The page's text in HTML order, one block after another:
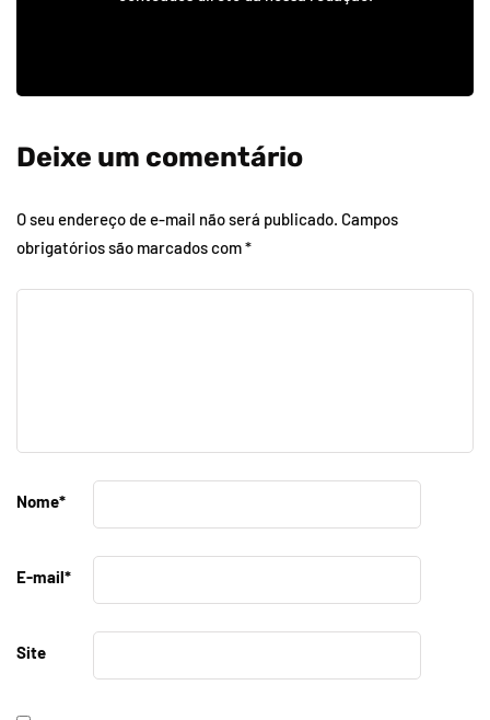
Deixe um comentário
O seu endereço de e-mail não será publicado. Campos
obrigatórios são marcados com*
Nome*
E-mail*
Site